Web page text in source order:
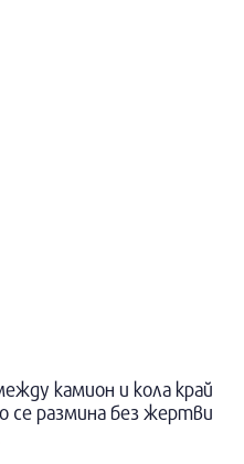
камион и кола край
се размина без жертви